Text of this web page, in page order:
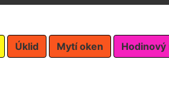
Úklid Mytí oken Hodinový